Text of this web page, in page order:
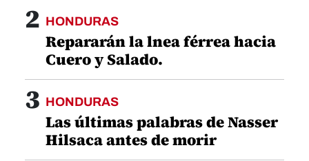
2 HONDURAS
Repararán la lnea férrea hacia
Cuero y Salado.
3 HONDURAS
Las últimas palabras de Nasser
Hilsaca antes de morir